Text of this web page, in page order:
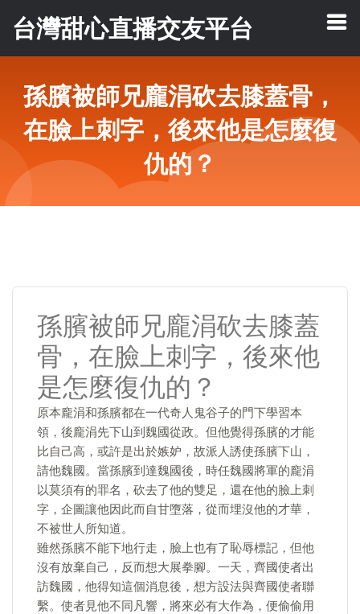
台灣甜心直播交友平台
孫臏被師兄龐涓砍去膝蓋骨，
在臉上刺字，後來他是怎麼復
仇的？
孫臏被師兄龐涓砍去膝蓋
骨，在臉上刺字，後來他
是怎麼復仇的？
原本龐涓和孫臏都在一代奇人鬼谷子的門下學習本
領，後龐涓先下山到魏國從政。但他覺得孫臏的才能
比自己高，或許是出於嫉妒，故派人誘使孫臏下山，
請他魏國。當孫臏到達魏國後，時任魏國將軍的龐涓
以莫須有的罪名，砍去了他的雙足，還在他的臉上刺
字，企圖讓他因此而自甘墮落，從而埋沒他的才華，
不被世人所知道。
雖然孫臏不能下地行走，臉上也有了恥辱標記，但他
沒有放棄自己，反而想大展拳腳。一天，齊國使者出
訪魏國，他得知這個消息後，想方設法與齊國使者聯
繫。使者見他不同凡響，將來必有大作為，便偷偷用